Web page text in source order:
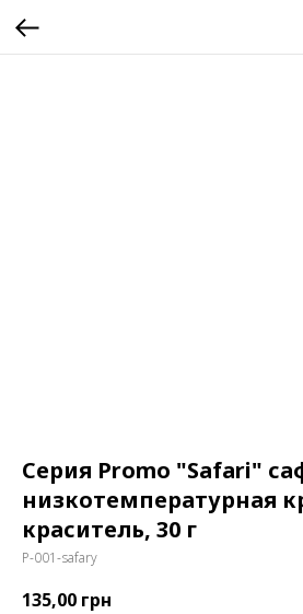
Серия Promo "Safari"
низкотемпературная
краситель, 30 г
P-001-safary
135,00 грн